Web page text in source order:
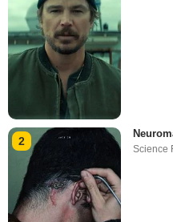
2
Science